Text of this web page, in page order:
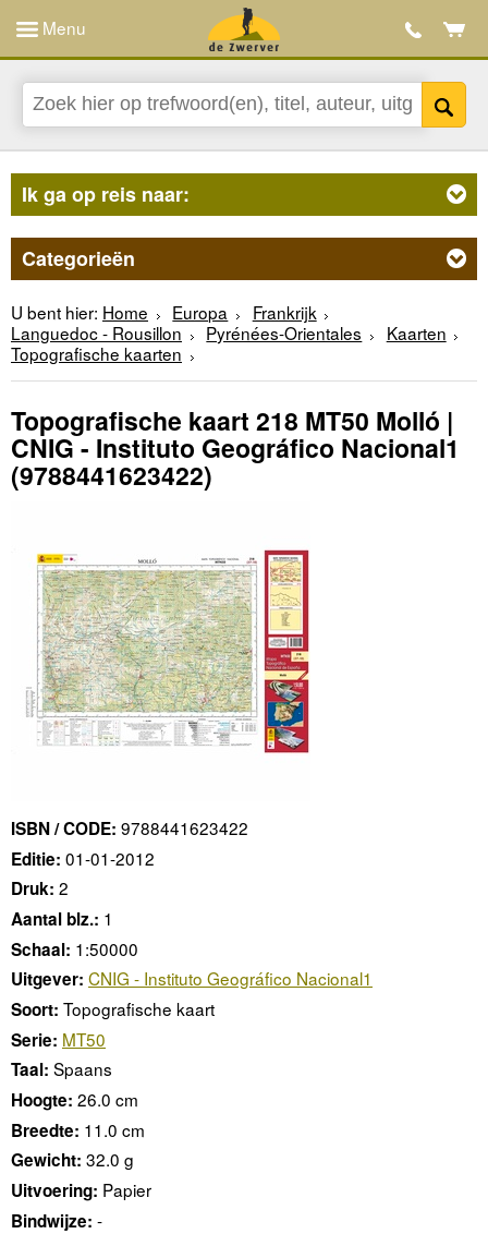
Menu
Ik ga op reis naar:
Categorieën
U bent hier: Home Europa
Frankrijk
Languedoc - Rousillon
Pyrénées-Orientales
Kaarten
Topografische kaarten
Topografische kaart 218 MT50 Molló |
CNIG - Instituto Geográfico Nacional1
(9788441623422)
ISBN / CODE: 9788441623422
Editie: 01-01-2012
Druk: 2
Aantal blz.: 1
Schaal: 1:50000
Uitgever: CNIG - Instituto Geográfico Nacional1
Soort: Topografische kaart
Serie: MT50
Taal: Spaans
Hoogte: 26.0 cm
Breedte: 11.0 cm
Gewicht: 32.0 g
Uitvoering: Papier
Bindwijze: -